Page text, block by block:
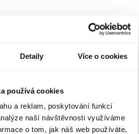
Detaily Více o cookies
používá cookies
a reklam, poskytování funkcí
naší návštěvnosti využíváme
o tom, jak náš web používáte,